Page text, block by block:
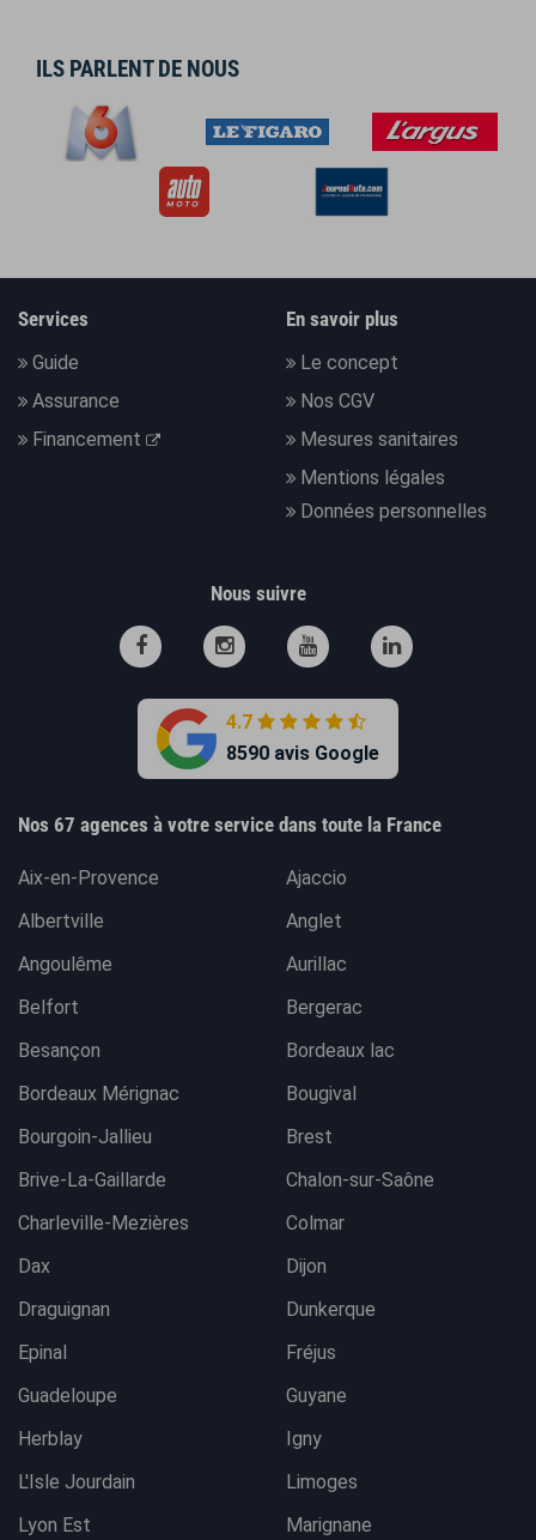
ILS PARLENT DE NOUS
Services
Guide
Assurance
Financement
En savoir plus
Le concept
Nos CGV
Mesures sanitaires
Mentions légales
Données personnelles
Nous suivre
4.7
8590 avis Google
Nos 67 agences à votre service dans toute la France
Aix-en-Provence
Ajaccio
Albertville
Anglet
Angoulême
Aurillac
Belfort
Bergerac
Besançon
Bordeaux lac
Bordeaux Mérignac
Bougival
Bourgoin-Jallieu
Brest
Brive-La-Gaillarde
Chalon-sur-Saône
Charleville-Mezières
Colmar
Dax
Dijon
Draguignan
Dunkerque
Epinal
Fréjus
Guadeloupe
Guyane
Herblay
Igny
L'Isle Jourdain
Limoges
Lyon Est
Marignane